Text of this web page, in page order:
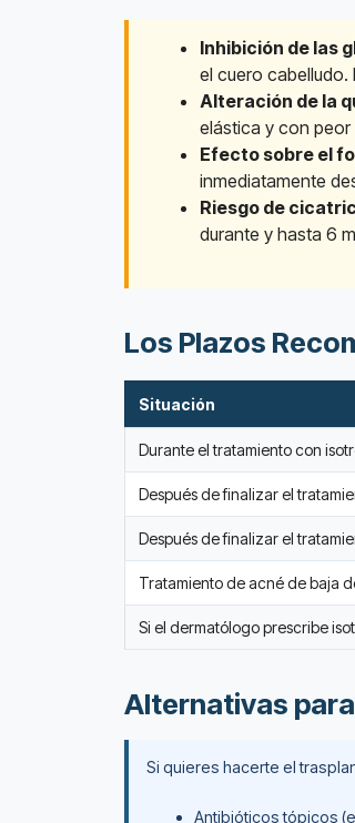
Inhibición de las
el cuero
Alteración de la
elástica y con
Efecto sobre el
inmediatamente
Riesgo de
durante y hasta 6
Los Plazos
Situación
Durante el tratamiento con
Después de finalizar el
Después de finalizar el
Tratamiento de acné de baja
Si el dermatólogo prescribe
Alternativas
Si quieres hacerte el
Antibióticos tópicos